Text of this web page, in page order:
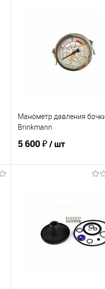
Купить в 1 клик
В избранное
Под
Манометр давления
Brinkmann
5 600 ₽/ шт
В избранное
В